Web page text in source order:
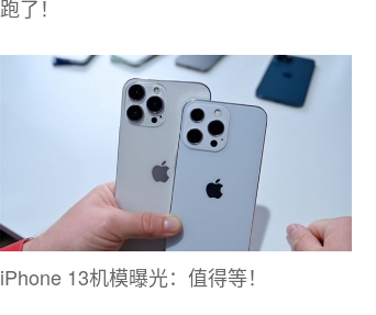
跑了！
iPhone 13机模曝光：值得等！